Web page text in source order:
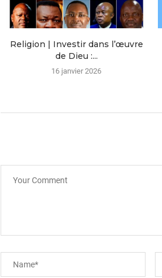
Religion | Investir dans l’œuvre
de Dieu :...
16 janvier 2026